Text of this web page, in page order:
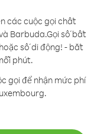
các cuộc gọi chất
Barbuda.Gọi số bất
số di động! - bắt
phút.
gọi để nhận mức phí